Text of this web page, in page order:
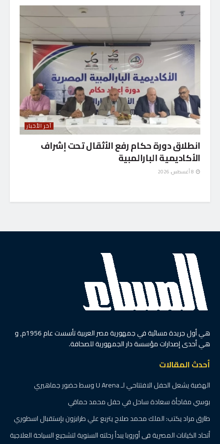
آخر الأخبار
انطلاق دورة حكام رفع الأثقال تحت إشراف
الأكاديمية البارالمبية
هي أول جريدة مسائية في جمهورية مصر العربية تأسست عام 1956م, و
هي أحدى إصدارات مؤسسة دار الجمهورية للصحافة.
أحدث المقالات
الهضبة يشعل الحفل الافتتاحي لـ U Arena وسط حضور جماهيري
بوسي مفاجأة سعادة ساحل في حفل محمد حماقي
طارق مراد يكتب: الملك محمد صلاح يتربع علي طرابزون بإستقبال اسطوري
أتحاد الكيانات المصرية فى أوروبا يبدأ رحلته السنوية لتشجيع السياحة العلاجية